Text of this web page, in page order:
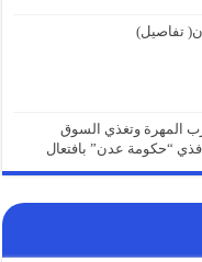
تفاصيل)
المهرة وتغذي السوق
“حكومة عدن” بافتعال